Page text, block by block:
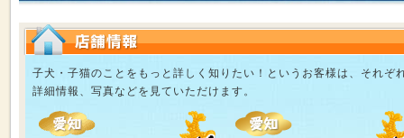
子犬・子猫のことをもっと詳しく知りたい！というお客様は、それぞ
詳細情報、写真などを見ていただけます。